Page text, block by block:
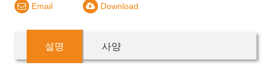
Email Download
설명 사양